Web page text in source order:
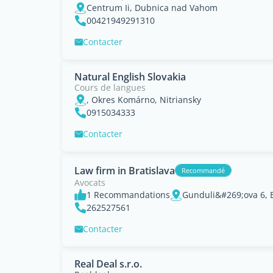
Centrum Ii, Dubnica nad Vahom
00421949291310
Contacter
Natural English Slovakia
Cours de langues
, Okres Komárno, Nitriansky
0915034333
Contacter
Law firm in Bratislava Recommandé
Avocats
1 Recommandations
Gunduli&#269;ova 6,
262527561
Contacter
Real Deal s.r.o.